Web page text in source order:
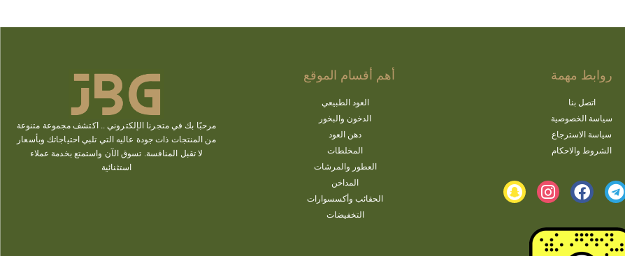
مرحبًا بك في متجرنا الإلكتروني ..اكتشفمجموعة متنوعة
من المنتجات ذات جودة عاليه التي تلبي احتياجاتك وبأسعار
لا تقبل المنافسة. تسوق الآن واستمتع بخدمة عملاء
استثنائية
أهم أقسام الموقع
العود الطبيعي
الدخون والبخور
دهن العود
المخلطات
العطور والمرشات
المداخن
الحقائب وأكسسوارات
التخفيضات
روابط مهمة
اتصل بنا
سياسة الخصوصية
سياسة الاسترجاع
الشروط والاحكام